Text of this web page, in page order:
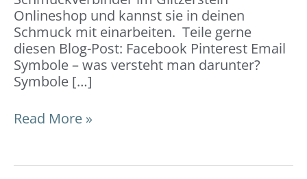
Onlineshop und kannst sie in deinen
Schmuck mit einarbeiten. Teile gerne
diesen Blog-Post: Facebook Pinterest Email
Symbole – was versteht man darunter?
Symbole […]
Read More »